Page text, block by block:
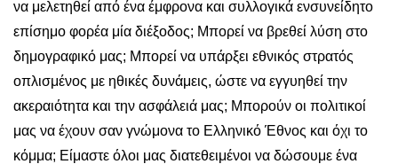
να μελετηθεί από ένα έμφρονα και συλλογικά ενσυνείδητο
επίσημο φορέα μία διέξοδος; Μπορεί να βρεθεί λύση στο
δημογραφικό μας; Μπορεί να υπάρξει εθνικός στρατός
οπλισμένος με ηθικές δυνάμεις, ώστε να εγγυηθεί την
ακεραιότητα και την ασφάλειά μας; Μπορούν οι πολιτικοί
μας να έχουν σαν γνώμονα το Ελληνικό Έθνος και όχι το
κόμμα; Είμαστε όλοι μας διατεθειμένοι να δώσουμε ένα